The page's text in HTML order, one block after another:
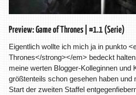
Preview: Game of Thrones | #1.1 (Serie)
Eigentlich wollte ich mich ja in punkto
Thrones</strong></em> bedeckt
meine werten Blogger-Kolleginnen und
größtenteils schon gesehen haben und
Start der zweiten Staffel